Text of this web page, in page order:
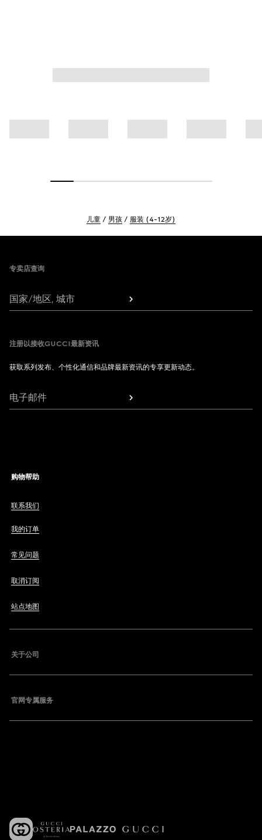
儿童 男孩 服装 (4-12岁)
专卖店查询
国家/地区, 城市
注册以接收GUCCI最新资讯
获取系列发布、个性化通信和品牌最新资讯的专享更新动态。
电子邮件
购物帮助
联系我们
我的订单
常见问题
取消订阅
站点地图
关于公司
官网专属服务